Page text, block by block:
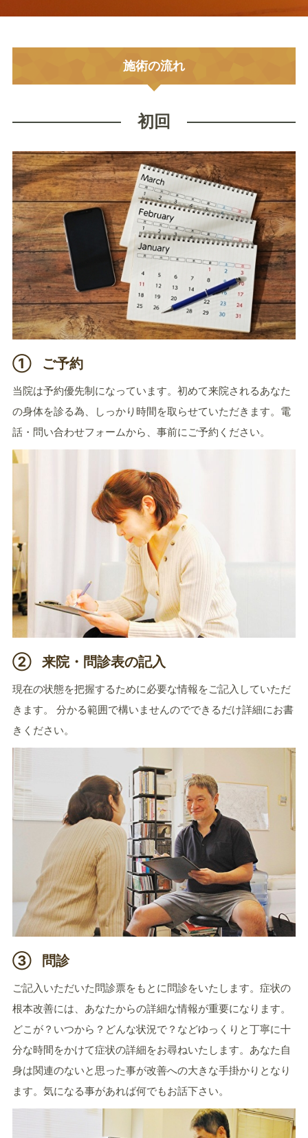
施術の流れ
初回
① ご予約
当院は予約優先制になっています。初めて来院されるあなた
の身体を診る為、しっかり時間を取らせていただきます。電
話・問い合わせフォームから、事前にご予約ください。
② 来院・問診表の記入
現在の状態を把握するために必要な情報をご記入していただ
きます。 分かる範囲で構いませんのでできるだけ詳細にお書
きください。
③ 問診
ご記入いただいた問診票をもとに問診をいたします。症状の
根本改善には、あなたからの詳細な情報が重要になります。
どこが？いつから？どんな状況で？などゆっくりと丁寧に十
分な時間をかけて症状の詳細をお尋ねいたします。あなた自
身は関連のないと思った事が改善への大きな手掛かりとなり
ます。気になる事があれば何でもお話下さい。